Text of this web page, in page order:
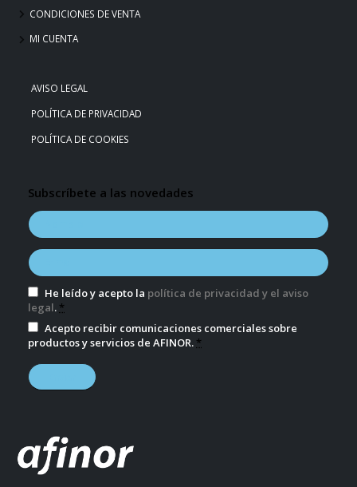
CONDICIONES DE VENTA
MI CUENTA
AVISO LEGAL
POLÍTICA DE PRIVACIDAD
POLÍTICA DE COOKIES
Subscríbete a las novedades
He leído y acepto la política de privacidad y el aviso
legal. *
Acepto recibir comunicaciones comerciales sobre
productos y servicios de AFINOR. *